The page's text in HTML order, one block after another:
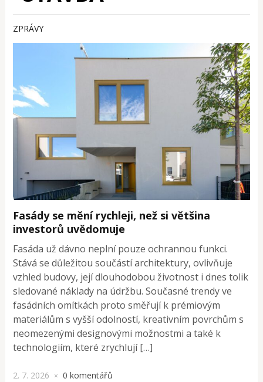
ZPRÁVY
Fasády se mění rychleji, než si většina
investorů uvědomuje
Fasáda už dávno neplní pouze ochrannou funkci.
Stává se důležitou součástí architektury, ovlivňuje
vzhled budovy, její dlouhodobou životnost i dnes tolik
sledované náklady na údržbu. Současné trendy ve
fasádních omítkách proto směřují k prémiovým
materiálům s vyšší odolností, kreativním povrchům s
neomezenými designovými možnostmi a také k
technologiím, které zrychlují […]
2. 7. 2026 × 0 komentářů